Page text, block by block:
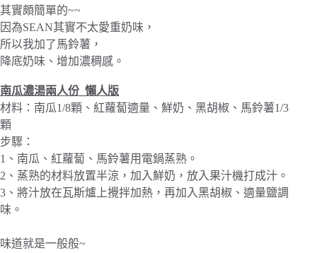
其實頗簡單的~~
因為SEAN其實不太愛重奶味，
所以我加了馬鈴薯，
降底奶味、增加濃稠感。
南瓜濃湯兩人份_懶人版
材料：南瓜1/8顆、紅蘿蔔適量、鮮奶、黑胡椒、馬鈴薯1/3
顆
步驟：
1、南瓜、紅蘿蔔、馬鈴薯用電鍋蒸熟。
2、蒸熟的材料放置半涼，加入鮮奶，放入果汁機打成汁。
3、將汁放在瓦斯爐上攪拌加熱，再加入黑胡椒、適量鹽調
味。
味道就是一般般~